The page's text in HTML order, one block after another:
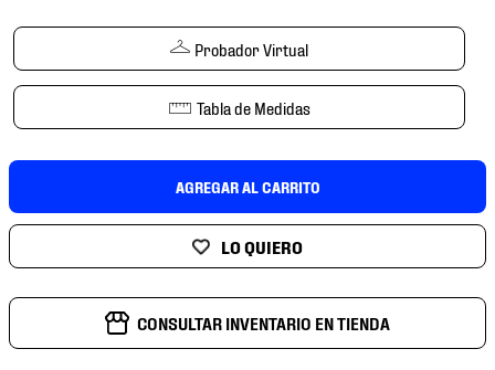
Probador Virtual
Tabla de Medidas
AGREGAR AL CARRITO
CONSULTAR INVENTARIO EN TIENDA
9.
tenis niño